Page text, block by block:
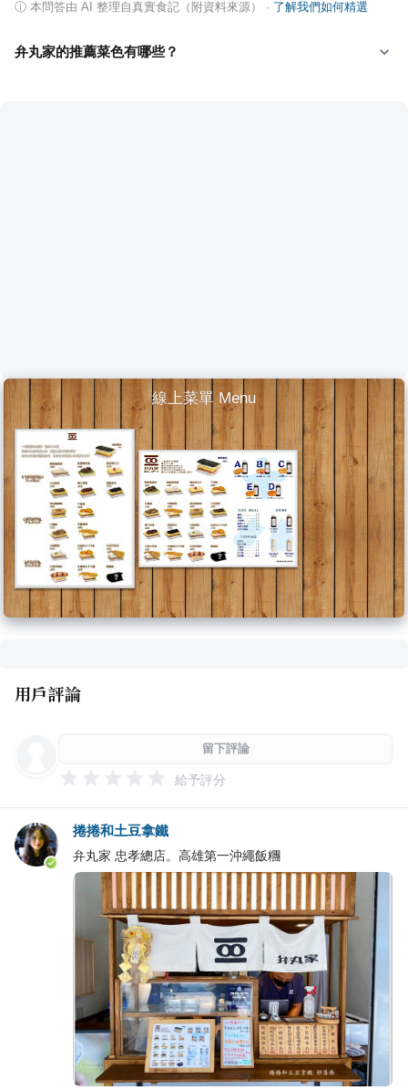
ⓘ 本問答由 AI 整理自真實食記（附資料來源） · 了解我們如何精選
弁丸家的推薦菜色有哪些？
線上菜單 Menu
用戶評論
留下評論
給予評分
捲捲和土豆拿鐵
弁丸家 忠孝總店。高雄第一沖繩飯糰